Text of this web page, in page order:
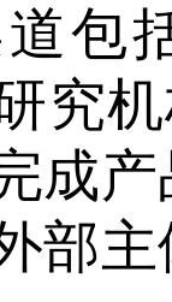
包
究
成
部